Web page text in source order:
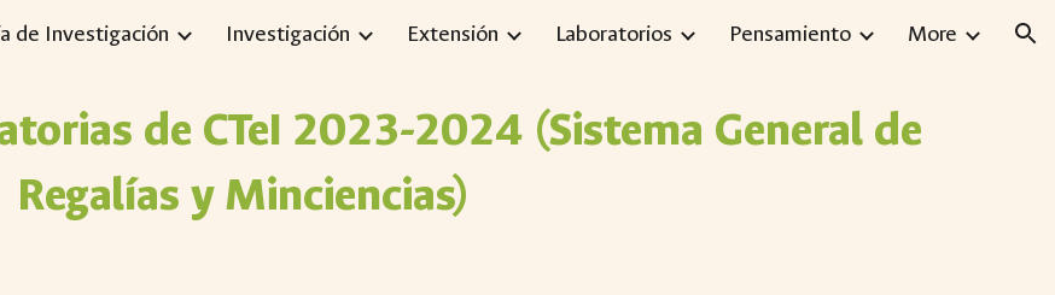
main content Skip to navigation
de Investigación Investigación Extensión Laboratorios Pensamiento More
de CTeI 2023-2024 (Sistema General de
Regalías y Minciencias)